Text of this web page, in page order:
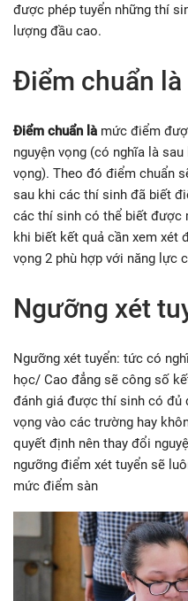
được phép tuyển những thí
lượng đầu cao.
Điểm chuẩn là
Điểm chuẩn là mức điểm
nguyện vọng (có nghĩa là
vọng). Theo đó điểm chuẩn
sau khi các thí sinh đã biết
các thí sinh có thể biết được
khi biết kết quả cần xem xét
vọng 2 phù hợp với năng lực
Ngưỡng xét
Ngưỡng xét tuyển: tức có
học/ Cao đẳng sẽ công số
đánh giá được thí sinh có đủ
vọng vào các trường hay
quyết định nên thay đổi
ngưỡng điểm xét tuyển sẽ
mức điểm sàn